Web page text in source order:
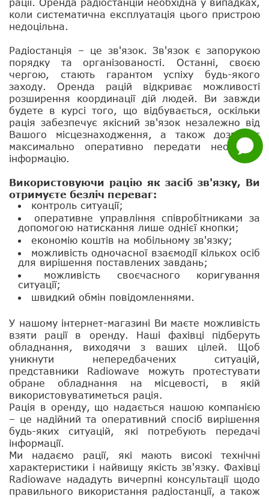
Нагору
Viber
Whatsapp
Facebook
Задати
питання
коли систематична експлуатація цього пристрою
недоцільна.
Радіостанція – це зв'язок. Зв'язок є запорукою
порядку та організованості. Останні, своєю
чергою, стають гарантом успіху будь-якого
заходу. Оренда рацій відкриває можливості
розширення координації дій людей. Ви завжди
будете в курсі того, що відбувається, оскільки
рація забезпечує якісний зв'язок незалежно від
Вашого місцезнаходження, а також дозволяє
максимально оперативно передати необхідну
інформацію.
Використовуючи рацію як засіб зв'язку, Ви
отримуєте безліч переваг:
контроль ситуації;
оперативне управління співробітниками за
допомогою натискання лише однієї кнопки;
економію коштів на мобільному зв'язку;
можливість одночасної взаємодії кількох осіб
для вирішення поставлених завдань;
можливість своєчасного коригування
ситуації;
швидкий обмін повідомленнями.
У нашому інтернет-магазині Ви маєте можливість
взяти рації в оренду. Наші фахівці підберуть
обладнання, виходячи з ваших цілей. Щоб
уникнути непередбачених ситуацій,
представники Radiowave можуть протестувати
обране обладнання на місцевості, в якій
використовуватиметься рація.
Рація в оренду, що надається нашою компанією
– це надійний та оперативний спосіб вирішення
будь-яких ситуацій, які потребують передачі
інформації.
Ми надаємо рації, які мають високі технічні
характеристики і найвищу якість зв'язку. Фахівці
Radiowave нададуть вичерпні консультації щодо
правильного використання радіостанції, а також